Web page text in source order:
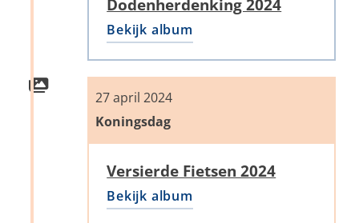
Dodenherdenking 2024
Bekijk album
Versierde Fietsen 2024
Bekijk album
27 april 2024
Koningsdag